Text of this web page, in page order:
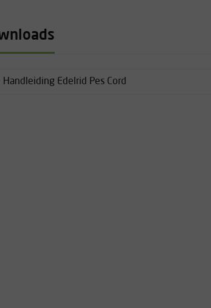
Handleiding Edelrid Pes Cord